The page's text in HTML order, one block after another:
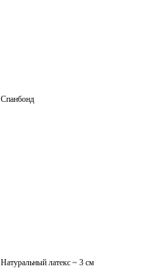
Спанбонд
Натуральный латекс ~ 3 см